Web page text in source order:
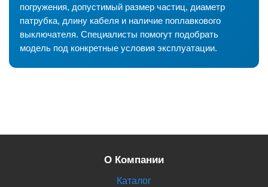
погружения, допустимый размер частиц, диаметр
патрубка, длину кабеля и наличие поплавкового
выключателя. Специалисты помогут подобрать
модель под конкретные условия эксплуатации.
О Компании
Каталог